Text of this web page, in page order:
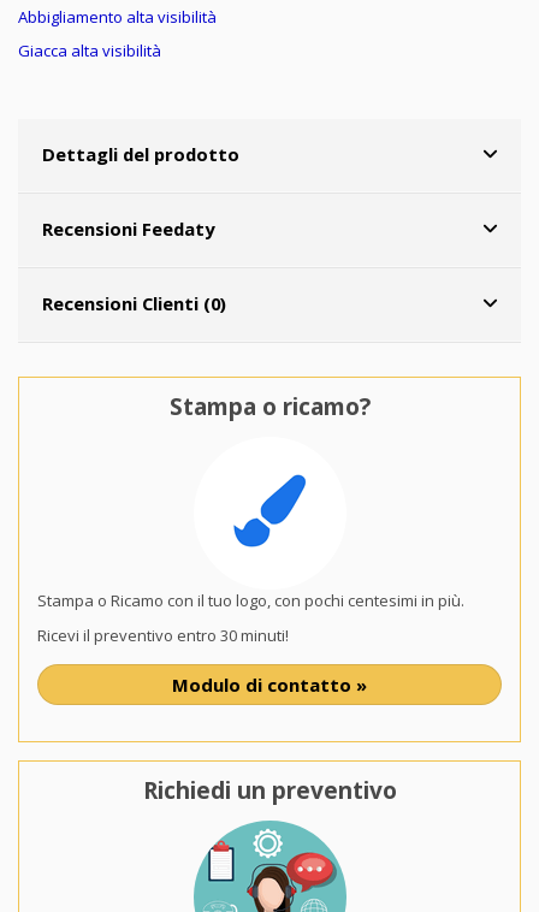
Abbigliamento alta visibilità
Giacca alta visibilità
Dettagli del prodotto
Recensioni Feedaty
Recensioni Clienti (0)
Stampa o ricamo?
Stampa o Ricamo con il tuo logo, con pochi centesimi in più.
Ricevi il preventivo entro 30 minuti!
Modulo di contatto »
Richiedi un preventivo